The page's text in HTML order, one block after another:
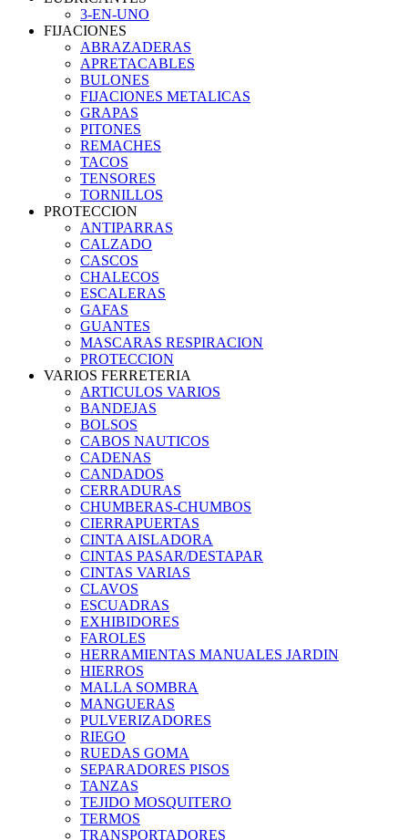
3-EN-UNO
FIJACIONES
ABRAZADERAS
APRETACABLES
BULONES
FIJACIONES METALICAS
GRAPAS
PITONES
REMACHES
TACOS
TENSORES
TORNILLOS
PROTECCION
ANTIPARRAS
CALZADO
CASCOS
CHALECOS
ESCALERAS
GAFAS
GUANTES
MASCARAS RESPIRACION
PROTECCION
VARIOS FERRETERIA
ARTICULOS VARIOS
BANDEJAS
BOLSOS
CABOS NAUTICOS
CADENAS
CANDADOS
CERRADURAS
CHUMBERAS-CHUMBOS
CIERRAPUERTAS
CINTA AISLADORA
CINTAS PASAR/DESTAPAR
CINTAS VARIAS
CLAVOS
ESCUADRAS
EXHIBIDORES
FAROLES
HERRAMIENTAS MANUALES JARDIN
HIERROS
MALLA SOMBRA
MANGUERAS
PULVERIZADORES
RIEGO
RUEDAS GOMA
SEPARADORES PISOS
TANZAS
TEJIDO MOSQUITERO
TERMOS
TRANSPORTADORES